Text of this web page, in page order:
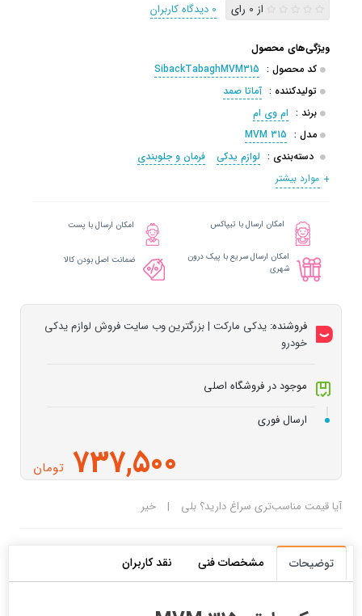
از 0 رای 0 دیدگاه کاربران
ویژگی‌های محصول
کد محصول : SibackTabaghMVM315
تولیدکننده : آماتا صمد
برند : ام وی ام
مدل : MVM 315
دسته‌بندی : لوازم یدکی
فرمان و جلوبندی
موارد بیشتر
امکان ارسال با تیپاکس امکان ارسال با پست
امکان ارسال سریع با پیک درون
شهری
ضمانت اصل بودن کالا
فروشنده: یدکی مارکت | بزرگترین وب سایت فروش لوازم یدکی
خودرو
موجود در فروشگاه اصلی
ارسال فوری
737,500 تومان
آیا قیمت مناسب‌تری سراغ دارید؟ بلی | خیر
توضیحات مشخصات فنی نقد کاربران